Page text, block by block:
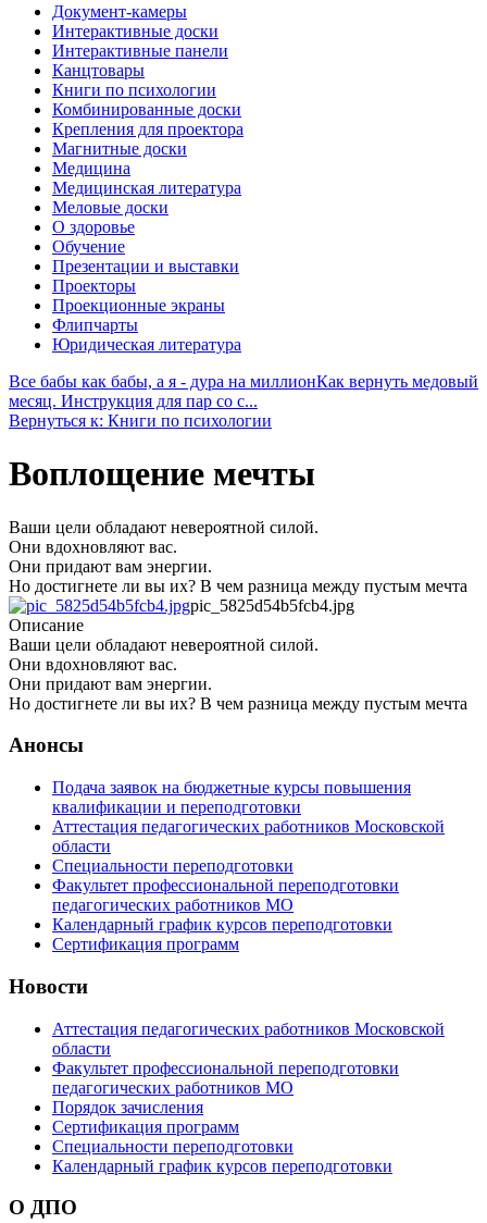
Документ-камеры
Интерактивные доски
Интерактивные панели
Канцтовары
Книги по психологии
Комбинированные доски
Крепления для проектора
Магнитные доски
Медицина
Медицинская литература
Меловые доски
О здоровье
Обучение
Презентации и выставки
Проекторы
Проекционные экраны
Флипчарты
Юридическая литература
Все бабы как бабы, а я - дура на миллионКак вернуть медовый
месяц. Инструкция для пар со с...
Вернуться к: Книги по психологии
Воплощение мечты
Ваши цели обладают невероятной силой.
Они вдохновляют вас.
Они придают вам энергии.
Но достигнете ли вы их? В чем разница между пустым мечта
pic_5825d54b5fcb4.jpg
Описание
Ваши цели обладают невероятной силой.
Они вдохновляют вас.
Они придают вам энергии.
Но достигнете ли вы их? В чем разница между пустым мечта
Анонсы
Подача заявок на бюджетные курсы повышения
квалификации и переподготовки
Аттестация педагогических работников Московской
области
Специальности переподготовки
Факультет профессиональной переподготовки
педагогических работников МО
Календарный график курсов переподготовки
Сертификация программ
Новости
Аттестация педагогических работников Московской
области
Факультет профессиональной переподготовки
педагогических работников МО
Порядок зачисления
Сертификация программ
Специальности переподготовки
Календарный график курсов переподготовки
О ДПО